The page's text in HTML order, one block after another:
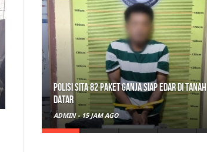
Polisi Sita 82 Paket Ganja Siap Edar di Tanah
Datar
ADMIN -15 JAM AGO